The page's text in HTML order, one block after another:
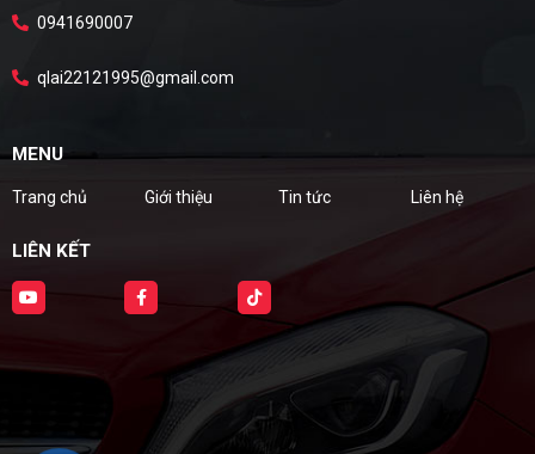
0941690007
qlai22121995@gmail.com
MENU
Trang chủ Giới thiệu Tin tức Liên hệ
LIÊN KẾT